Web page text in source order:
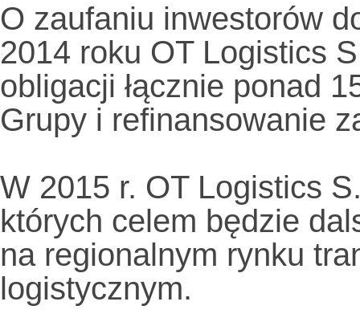
O zaufaniu inwestorów
2014 roku OT Logistics
obligacji łącznie ponad
Grupy i refinansowanie
W 2015 r. OT Logistics
których celem będzie
na regionalnym rynku
logistycznym.